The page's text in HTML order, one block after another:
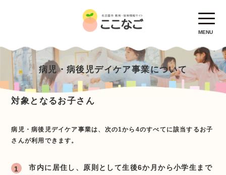
MENU
病児・病後児デイケア事業について
対象となるお子さん
病児・病後児デイケア事業は、次の1から4のすべてに該当するお子
さんが利用できます。
市内に居住し、原則として生後6か月から小学生まで